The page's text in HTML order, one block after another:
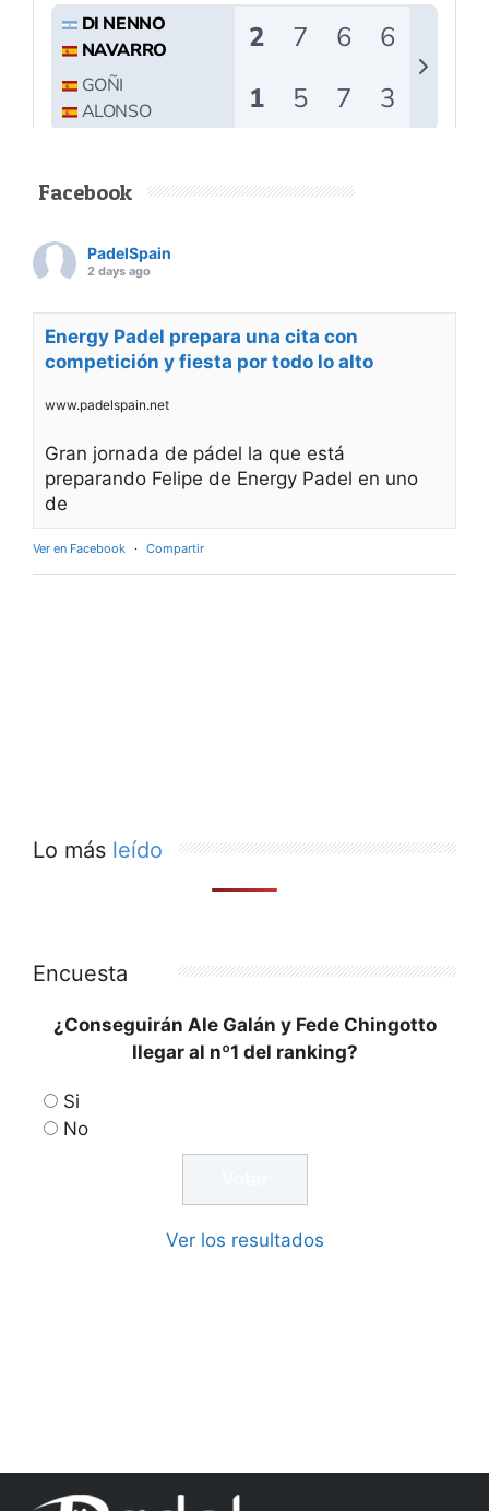
Facebook
PadelSpain
2 days ago
Energy Padel prepara una cita con
competición y fiesta por todo lo alto
www.padelspain.net
Gran jornada de pádel la que está
preparando Felipe de Energy Padel en uno
de
Ver en Facebook · Compartir
Lo más leído
Encuesta
¿Conseguirán Ale Galán y Fede Chingotto
llegar al nº1 del ranking?
Si
No
Ver los resultados